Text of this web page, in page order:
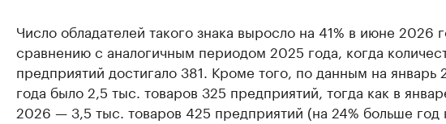
Число обладателей такого знака выросло на 41% в июне 2026
сравнению с аналогичным периодом 2025 года, когда
предприятий достигало 381. Кроме того, по данным на январь
года было 2,5 тыс. товаров 325 предприятий, тогда как в
2026 — 3,5 тыс. товаров 425 предприятий (на 24% больше год